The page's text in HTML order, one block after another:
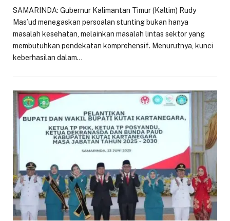
SAMARINDA: Gubernur Kalimantan Timur (Kaltim) Rudy
Mas’ud menegaskan persoalan stunting bukan hanya
masalah kesehatan, melainkan masalah lintas sektor yang
membutuhkan pendekatan komprehensif. Menurutnya, kunci
keberhasilan dalam…